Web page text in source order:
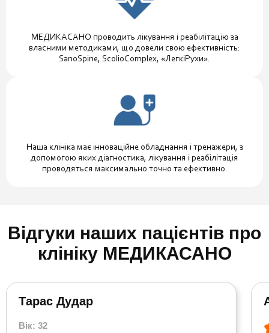
МЕДИКАСАНО проводить лікування і реабілітацію за
власними методиками, що довели свою ефективність:
SanoSpine, ScolioComplex, «ЛегкіРухи».
Наша клініка має інноваційне обладнання і тренажери, з
допомогою яких діагностика, лікування і реабілітація
проводяться максимально точно та ефективно.
Відгуки наших пацієнтів про
клініку МЕДИКАСАНО
Тарас Дудар
Вік: 32